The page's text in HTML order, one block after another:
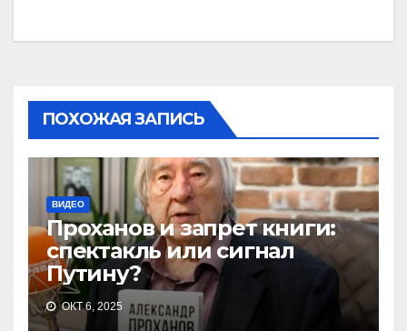
ПОХОЖАЯ ЗАПИСЬ
ВИДЕО
Проханов и запрет книги:
спектакль или сигнал
Путину?
ОКТ 6, 2025